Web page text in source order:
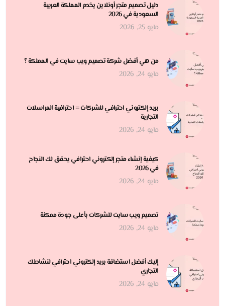
دليل تصميم متجر أونلاين يخدم المملكة العربية
السعودية في 2026
مايو 25, 2026
من هي أفضل شركة تصميم ويب سايت في المملكة ؟
مايو 24, 2026
بريد إلكتروني احترافي للشركات = احترافية المراسلات
التجارية
مايو 24, 2026
كيفية إنشاء متجر إلكتروني احترافي يحقق لك النجاح
في 2026
مايو 24, 2026
تصميم ويب سايت للشركات بأعلى جودة ممكنة
مايو 24, 2026
إليك أفضل استضافة بريد إلكتروني احترافي لنشاطك
التجاري
مايو 24, 2026